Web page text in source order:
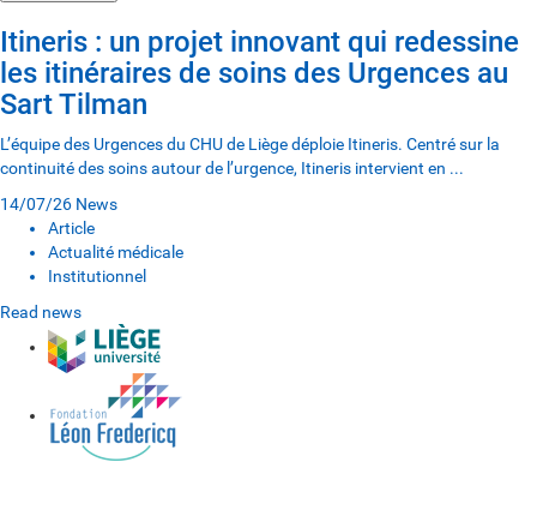
Itineris : un projet innovant qui redessine
les itinéraires de soins des Urgences au
Sart Tilman
L’équipe des Urgences du CHU de Liège déploie Itineris. Centré sur la
continuité des soins autour de l’urgence, Itineris intervient en ...
14/07/26 News
Article
Actualité médicale
Institutionnel
Read news